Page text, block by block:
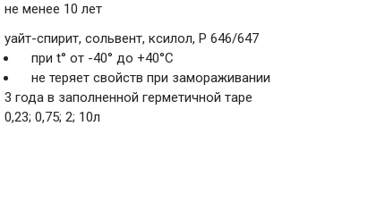
не менее 10 лет
уайт-спирит, сольвент, ксилол, Р 646/647
при t° от -40° до +40°С
не теряет свойств при замораживании
3 года в заполненной герметичной таре
0,23; 0,75; 2; 10л